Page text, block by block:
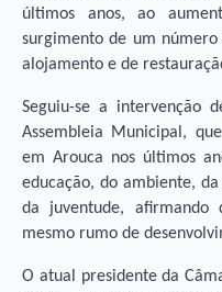
últimos anos, ao
surgimento de um número
alojamento e de
Seguiu-se a intervenção
Assembleia Municipal,
em Arouca nos últimos
educação, do ambiente,
da juventude, afirmando
mesmo rumo de
O atual presidente da